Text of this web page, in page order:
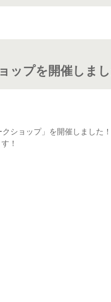
ップを開催しまし
ショップ」を開催しました
！